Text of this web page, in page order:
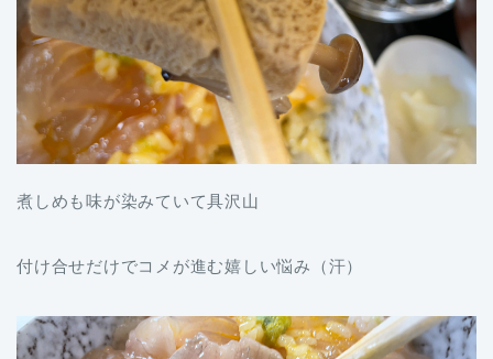
煮しめも味が染みていて具沢山
付け合せだけでコメが進む嬉しい悩み（汗）